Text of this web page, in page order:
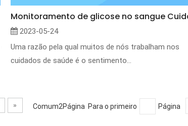
2023-05-24
Uma razão pela qual muitos de nós trabalham nos
cuidados de saúde é o sentimento...
» Comum2Página Para o primeiro Página